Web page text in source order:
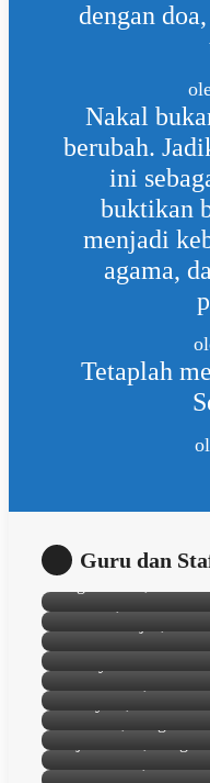
dengan
Nakal
berubah.
ini
buktikan
menjadi
agama,
Tetaplah
Guru dan